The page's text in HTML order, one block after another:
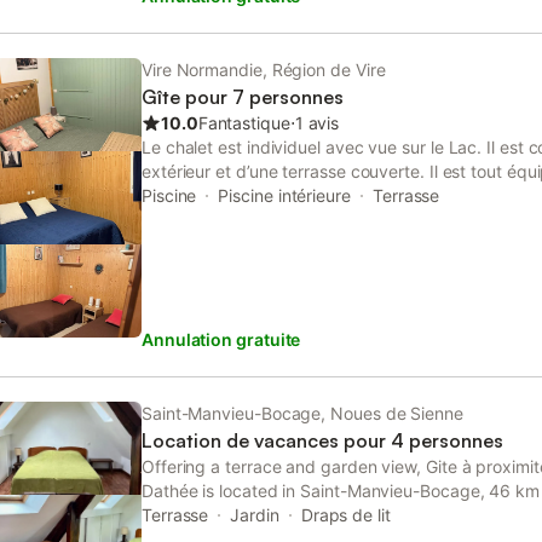
Vire Normandie, Région de Vire
Gîte pour 7 personnes
10.0Fantastique⋅1 avis
Le chalet est individuel avec vue sur le Lac. Il est
extérieur et d’une terrasse couverte. Il est tout
disposerez d’un four, d’un four micro-ondes onde,
50 mètres du chalet se trouve la piscine couverte
min, les plages à 1 heure, le Mt St Michel 1h15. Si
détente, le repos en famille notre chalet est l’endroit
Piscine Piscine intérieure Terrasse
Annulation gratuite
Saint-Manvieu-Bocage, Noues de Sienne
Location de vacances pour 4 personnes
Offering a terrace and garden view, Gite à
Dathée is located in Saint-Manvieu-Bocage, 46
Avranches - Manuscript Museum of Mont Saint-
Terrasse Jardin Draps de lit